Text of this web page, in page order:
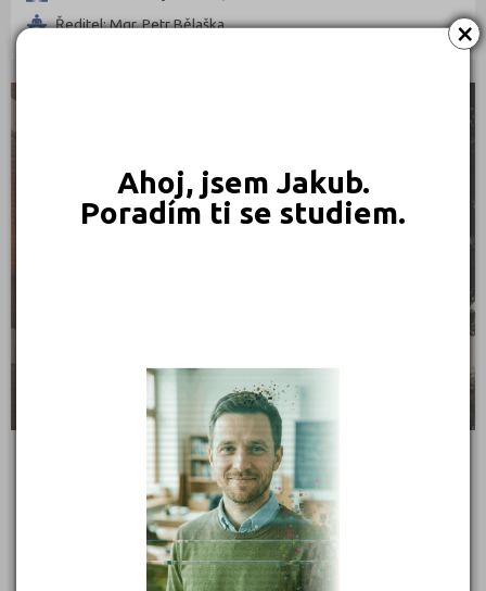
×
Ahoj, jsem Jakub.
Poradím ti se studiem.
Příbram (1)Ředitel: Mgr. Petr Bělaška
Střední škola podnikatelská a Vyšší odborná škola,
nám. T. G. Masaryka 2433, 760 01 Zlín
Ředitel: Mgr. David Martinek